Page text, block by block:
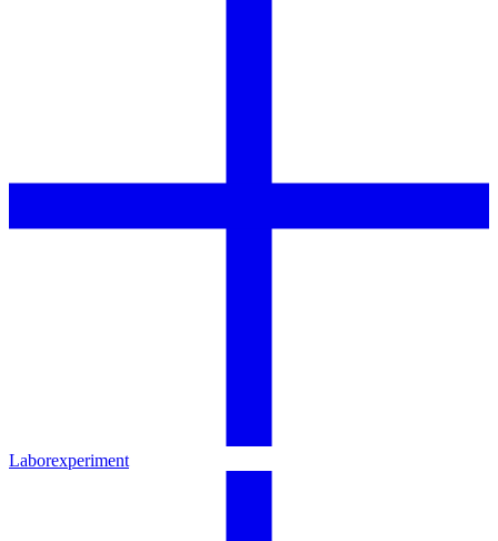
Laborexperiment